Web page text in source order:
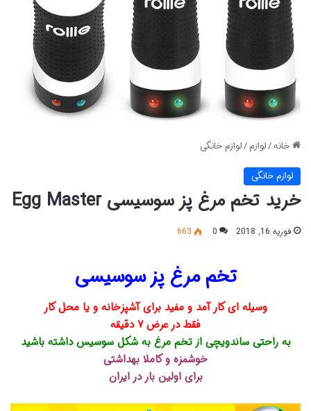
خانه/لوازم/لوازم خانگی
لوازم خانگی
خرید تخم مرغ پز سوسیسی Egg Master
فوریه 16, 2018 0
663
تخم مرغ پز سوسیسی
وسیله ای کار آمد و مفید برای آشپزخانه و یا محل کار
فقط در عرض ۷ دقیقه
به راحتی ساندویچی از تخم مرغ به شکل سوسیس داشته باشید
خوشمزه و کاملا بهداشتی
برای اولین بار در ایران